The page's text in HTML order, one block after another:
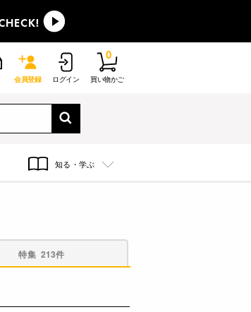
会員登録 ログイン 買い物かご
0
知る・学ぶ
特集 213件